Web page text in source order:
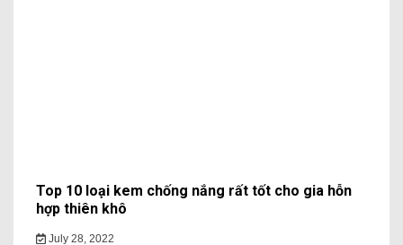
Top 10 loại kem chống nắng rất tốt cho gia hỗn
hợp thiên khô
July 28, 2022